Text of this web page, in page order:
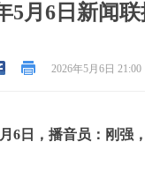
5月6日新闻
2026年5月6日 21:00
月 6 日，播音员：刚强，